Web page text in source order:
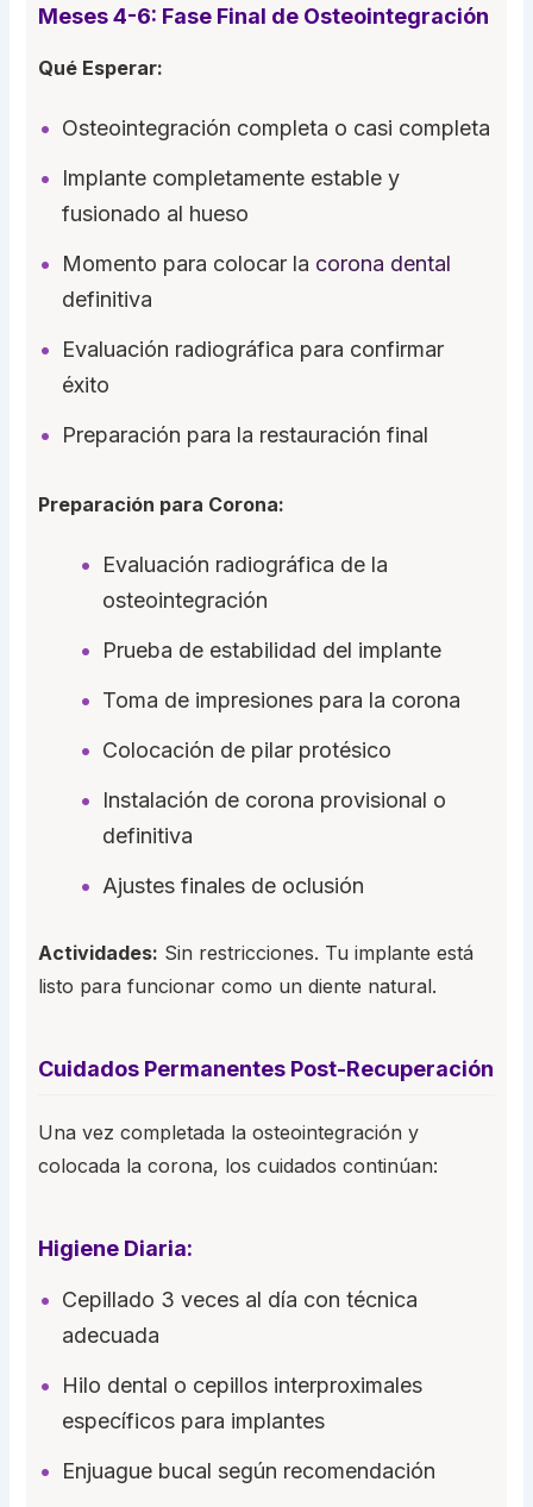
Meses 4-6: Fase Final de Osteointegración
Qué Esperar:
Osteointegración completa o casi completa
Implante completamente estable y
fusionado al hueso
Momento para colocar la corona dental
definitiva
Evaluación radiográfica para confirmar
éxito
Preparación para la restauración final
Preparación para Corona:
Evaluación radiográfica de la
osteointegración
Prueba de estabilidad del implante
Toma de impresiones para la corona
Colocación de pilar protésico
Instalación de corona provisional o
definitiva
Ajustes finales de oclusión
Actividades: Sin restricciones. Tu implante está
listo para funcionar como un diente natural.
Cuidados Permanentes Post-Recuperación
Una vez completada la osteointegración y
colocada la corona, los cuidados continúan:
Higiene Diaria:
Cepillado 3 veces al día con técnica
adecuada
Hilo dental o cepillos interproximales
específicos para implantes
Enjuague bucal según recomendación